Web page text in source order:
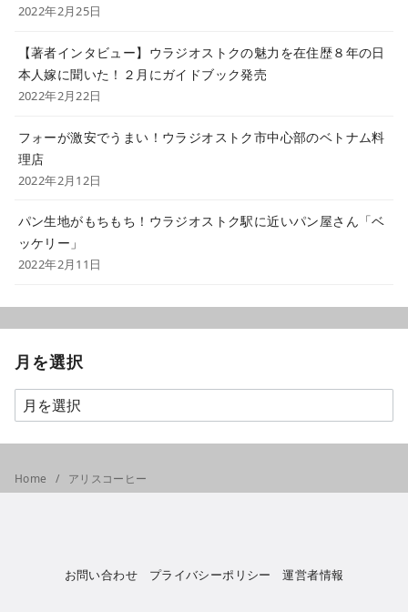
2022年2月25日
【著者インタビュー】ウラジオストクの魅力を在住歴８年の日
本人嫁に聞いた！２月にガイドブック発売
2022年2月22日
フォーが激安でうまい！ウラジオストク市中心部のベトナム料
理店
2022年2月12日
パン生地がもちもち！ウラジオストク駅に近いパン屋さん「ベ
ッケリー」
2022年2月11日
月を選択
Home アリスコーヒー
お問い合わせ プライバシーポリシー 運営者情報